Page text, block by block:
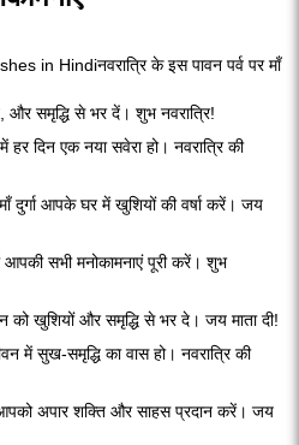
नवरात्रि के इस पावन पर्व पर माँ
और समृद्धि से भर दें। शुभ नवरात्रि!
दिन एक नया सवेरा हो। नवरात्रि की
दुर्गा आपके घर में खुशियों की वर्षा करें। जय
आपकी सभी मनोकामनाएं पूरी करें। शुभ
को खुशियों और समृद्धि से भर दे। जय माता दी!
में सुख-समृद्धि का वास हो। नवरात्रि की
आपको अपार शक्ति और साहस प्रदान करें। जय